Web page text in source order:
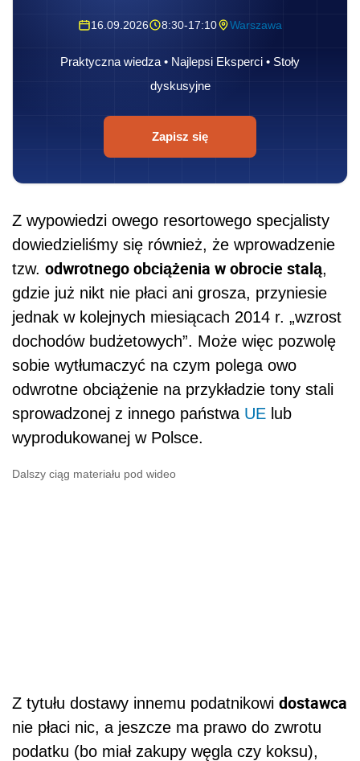
16.09.2026 8:30-17:10 Warszawa
Praktyczna wiedza • Najlepsi Eksperci • Stoły
dyskusyjne
Zapisz się
Z wypowiedzi owego resortowego specjalisty
dowiedzieliśmy się również, że wprowadzenie
tzw. odwrotnego obciążenia w obrocie stalą,
gdzie już nikt nie płaci ani grosza, przyniesie
jednak w kolejnych miesiącach 2014 r. „wzrost
dochodów budżetowych”. Może więc pozwolę
sobie wytłumaczyć na czym polega owo
odwrotne obciążenie na przykładzie tony stali
sprowadzonej z innego państwa UE lub
wyprodukowanej w Polsce.
Dalszy ciąg materiału pod wideo
Z tytułu dostawy innemu podatnikowi dostawca
nie płaci nic, a jeszcze ma prawo do zwrotu
podatku (bo miał zakupy węgla czy koksu),